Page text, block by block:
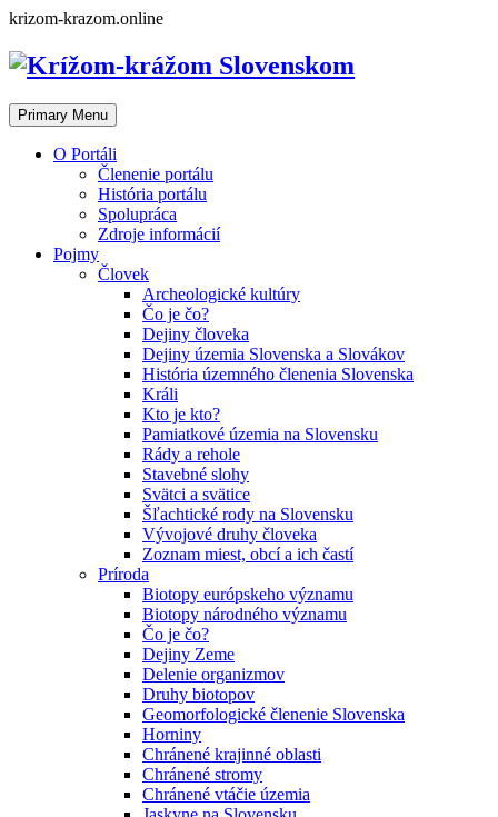
Skip
content
krizom-krazom.online
Primary Menu
O Portáli
Členenie portálu
História portálu
Spolupráca
Zdroje informácií
Pojmy
Človek
Archeologické kultúry
Čo je čo?
Dejiny človeka
Dejiny územia Slovenska a Slovákov
História územného členenia Slovenska
Králi
Kto je kto?
Pamiatkové územia na Slovensku
Rády a rehole
Stavebné slohy
Svätci a svätice
Šľachtické rody na Slovensku
Vývojové druhy človeka
Zoznam miest, obcí a ich častí
Príroda
Biotopy európskeho významu
Biotopy národného významu
Čo je čo?
Dejiny Zeme
Delenie organizmov
Druhy biotopov
Geomorfologické členenie Slovenska
Horniny
Chránené krajinné oblasti
Chránené stromy
Chránené vtáčie územia